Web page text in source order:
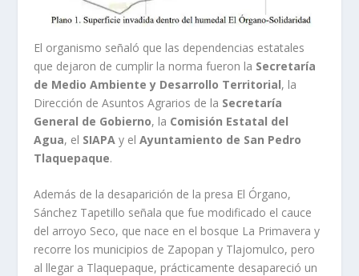
El organismo señaló que las dependencias estatales
que dejaron de cumplir la norma fueron la Secretaría
de Medio Ambiente y Desarrollo Territorial, la
Dirección de Asuntos Agrarios de la Secretaría
General de Gobierno, la Comisión Estatal del
Agua, el SIAPA y elAyuntamiento de San Pedro
Tlaquepaque.
Además de la desaparición de la presa El Órgano,
Sánchez Tapetillo señala que fue modificado el cauce
del arroyo Seco, que nace en el bosque La Primavera y
recorre los municipios de Zapopan y Tlajomulco, pero
al llegar a Tlaquepaque, prácticamente desapareció un